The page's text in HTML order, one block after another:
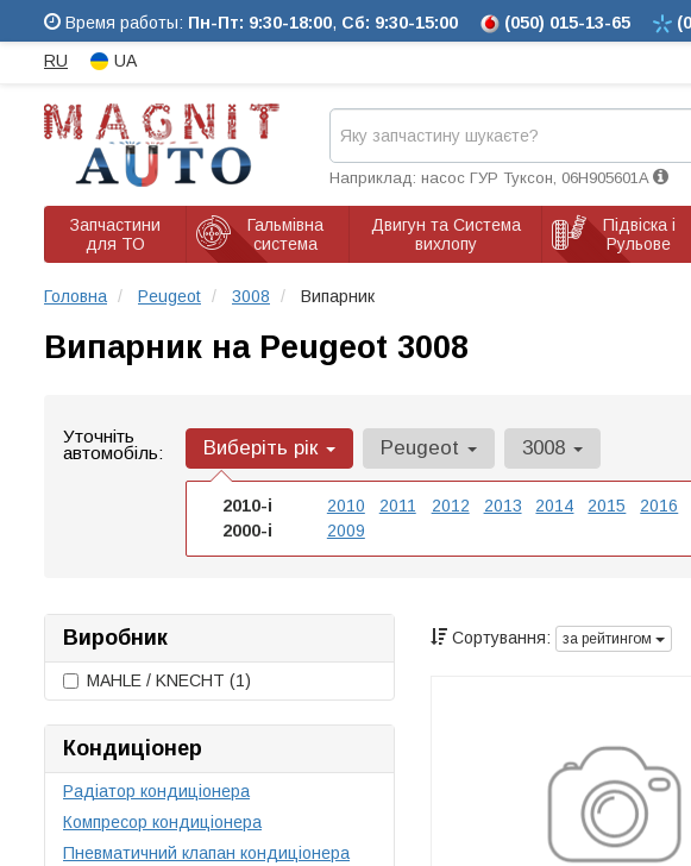
Время работы: Пн-Пт: 9:30-18:00, Сб: 9:30-15:00 (050) 015-13-65
RU UA
Наприклад: насос ГУР Туксон, 06H905601A
Запчастини
для ТО
Гальмівна
система
Двигун та Система
вихлопу
Підвіска і
Рульове
Головна Peugeot 3008 Випарник
Випарник на Peugeot 3008
Уточніть
автомобіль:
Виберіть рік
2010-і 2010 2011 2012 2013 2014 2015 2016
2000-і
2009
Peugeot 3008
Виробник
MAHLE / KNECHT (1)
Кондиціонер
Радіатор кондиціонера
Компресор кондиціонера
Пневматичний клапан кондиціонера
Сортування: за рейтингом